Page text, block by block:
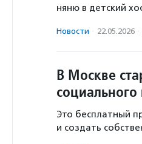
няню в детский
Новости · 22.05.2026 ·
В Москве
Это бесплатный
и создать